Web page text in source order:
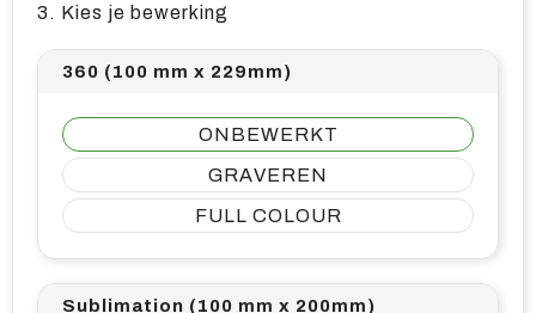
3. Kies je bewerking
360 (100 mm x 229mm)
ONBEWERKT
GRAVEREN
FULL COLOUR
Sublimation (100 mm x 200mm)